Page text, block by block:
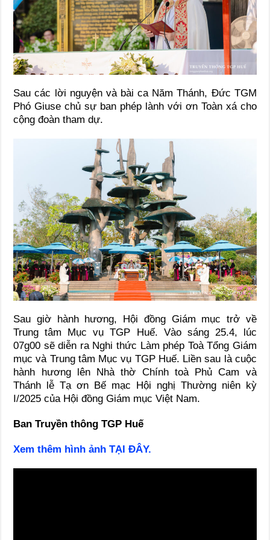
Sau các lời nguyện và bài ca Năm Thánh, Đức TGM
Phó Giuse chủ sự ban phép lành với ơn Toàn xá cho
cộng đoàn tham dự.
Sau giờ hành hương, Hội đồng Giám mục trở về
Trung tâm Mục vụ TGP Huế. Vào sáng 25.4, lúc
07g00 sẽ diễn ra Nghi thức Làm phép Toà Tổng Giám
mục và Trung tâm Mục vụ TGP Huế. Liền sau là cuộc
hành hương lên Nhà thờ Chính toà Phủ Cam và
Thánh lễ Tạ ơn Bế mạc Hội nghị Thường niên kỳ
I/2025 của Hội đồng Giám mục Việt Nam.
Ban Truyền thông TGP Huế
Xem thêm hình ảnh TẠI ĐÂY.